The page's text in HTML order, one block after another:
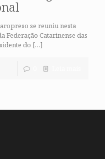
se reuniu nesta
Federação Catarinense das
do […]